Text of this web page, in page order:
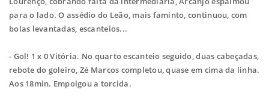
para o lado. O assédio do Leão, mais faminto, continuou, com
bolas levantadas, escanteios...
- Gol! 1 x 0 Vitória. No quarto escanteio seguido, duas cabeçadas,
rebote do goleiro, Zé Marcos completou, quase em cima da linha.
Aos 18min. Empolgou a torcida.